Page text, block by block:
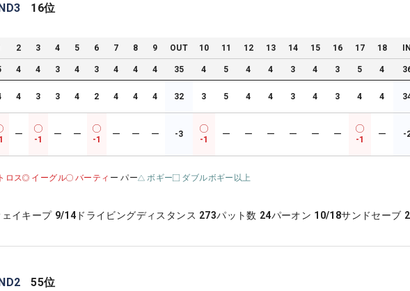
3 16位
2 3 4 5 6 7 8 9 OUT 10 11 12 13 14 15 16 17 18
4 4 3 4 3 4 4 4 35 4 5 4 4 3 4 3 5 4
4 3 3 4 2 4 4 4 32 3 5 4 4 3 4 3 4 4
ー
-1
ー ー
-1
ー ー ー -3
-1
ー ー ー ー ー ー
-1
ー -
ロス イーグル バーティ ー パー ボギー ダブルボギー以上
イキープ 9/14 ドライビングディスタンス 273パット数 24パーオン 10/18サンドセーブ
2 55位